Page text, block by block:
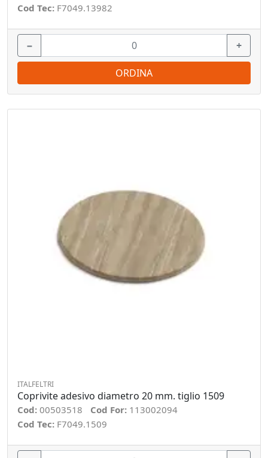
Cod Tec: F7049.13982
− +
ORDINA
ITALFELTRI
Coprivite adesivo diametro 20 mm. tiglio 1509
Cod: 00503518 Cod For: 113002094
Cod Tec: F7049.1509